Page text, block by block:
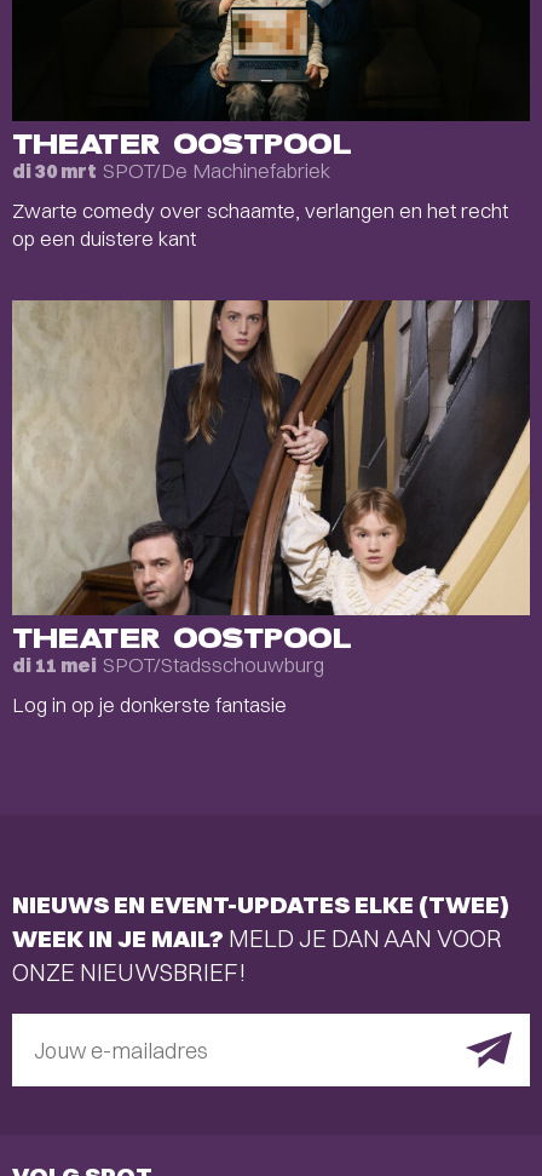
THEATER OOSTPOOL
di 30 mrt SPOT/De Machinefabriek
Zwarte comedy over schaamte, verlangen en het recht
op een duistere kant
THEATER OOSTPOOL
di 11 mei SPOT/Stadsschouwburg
Log in op je donkerste fantasie
NIEUWS EN EVENT-UPDATES ELKE (TWEE)
WEEK IN JE MAIL? MELD JE DAN AAN VOOR
ONZE NIEUWSBRIEF!
Jouw e-mailadres